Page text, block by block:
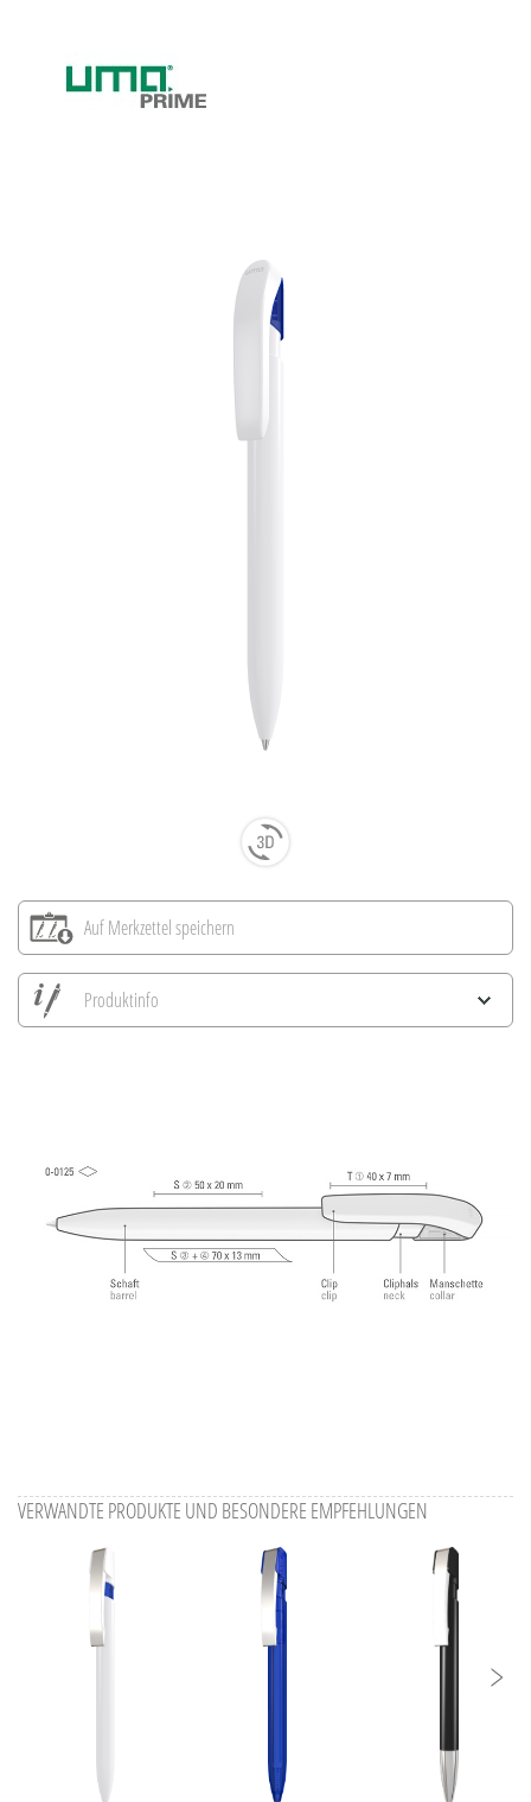
4.500 m. Deutsche Schreibpaste nach ISO-Norm. Die
uma Tech Refill 1.0 vermittelt ein angenehmes und
Auf Merkzettel speichern
Produktinfo
VERWANDTE PRODUKTE UND BESONDERE EMPFEHLUNGEN